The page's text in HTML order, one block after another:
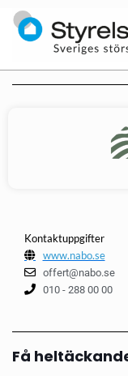
Kontaktuppgifter
www.nabo.se
offert@nabo.se
010 - 288 00 00
Få